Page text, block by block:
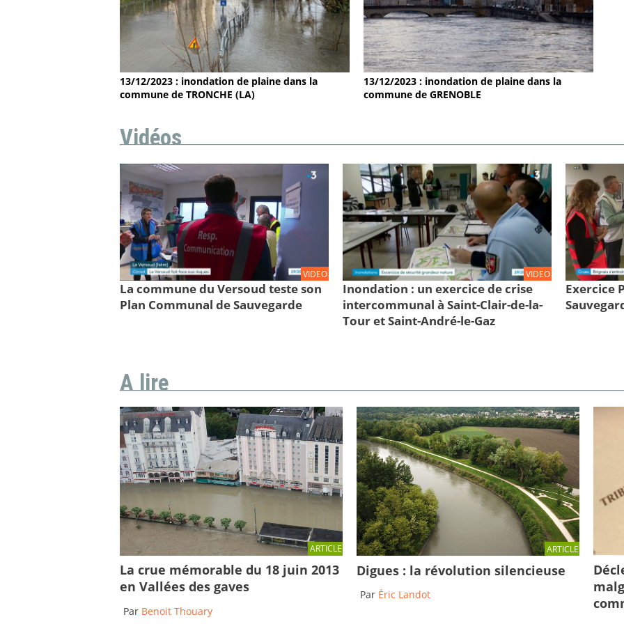
13/12/2023 : inondation de plaine dans la
commune de TRONCHE (LA)
13/12/2023 : inondation de plaine dans la
commune de GRENOBLE
Vidéos
VIDEO
La commune du Versoud teste son
Plan Communal de Sauvegarde
VIDEO
Inondation : un exercice de crise
intercommunal à Saint-Clair-de-la-
Tour et Saint-André-le-Gaz
Exercice
A lire
ARTICLE
La crue mémorable du 18 juin 2013
en Vallées des gaves
Par Benoit Thouary
ARTICLE
Digues : la révolution silencieuse
Par Éric Landot